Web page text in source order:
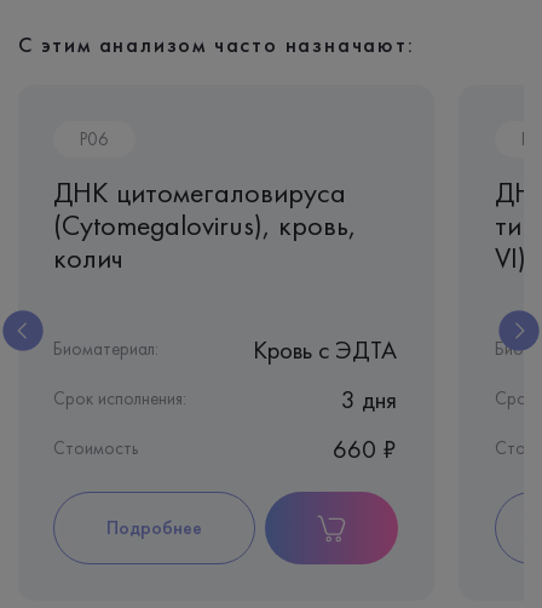
С этим анализом часто назначают:
P06
ДНК цитомегаловируса
(Cytomegalovirus), кровь,
колич
Биоматериал: Кровь c ЭДТА
Срок исполнения: 3 дня
Стоимость 660 ₽
Подробнее
Срок